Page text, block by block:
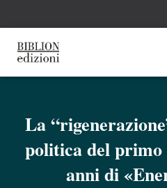
La
politica del
anni di